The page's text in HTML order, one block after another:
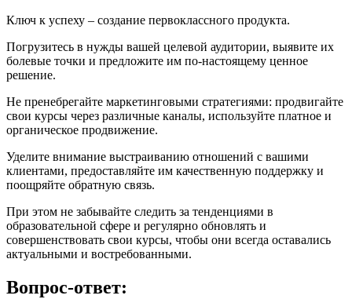
Ключ к успеху – создание первоклассного продукта.
Погрузитесь в нужды вашей целевой аудитории, выявите их
болевые точки и предложите им по-настоящему ценное
решение.
Не пренебрегайте маркетинговыми стратегиями: продвигайте
свои курсы через различные каналы, используйте платное и
органическое продвижение.
Уделите внимание выстраиванию отношений с вашими
клиентами, предоставляйте им качественную поддержку и
поощряйте обратную связь.
При этом не забывайте следить за тенденциями в
образовательной сфере и регулярно обновлять и
совершенствовать свои курсы, чтобы они всегда оставались
актуальными и востребованными.
Вопрос-ответ: